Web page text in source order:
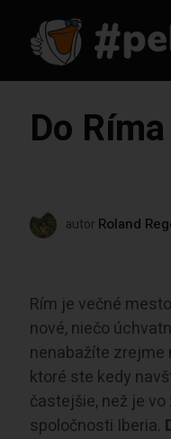
Do
autor Roland
Rím je večné
nové, niečo
nenabažíte zrejme
ktoré ste kedy
častejšie, než je
spoločnosti Iberia.